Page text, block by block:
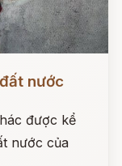
nước
được kể
nước của